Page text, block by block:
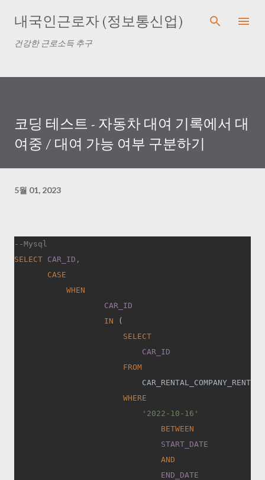
기본 콘텐츠로 건너뛰기
내국인근로자 (정보통신업)
건강한 근로소득 추구
코딩 테스트 - 자동차 대여 기록에서 대
여중 / 대여 가능 여부 구분하기
5월 01, 2023
--Mysql
SELECT CAR_ID ,
       CASE
           WHEN
CAR_ID
IN
(
SELECT
CAR_ID
FROM
WHERE
'2022-10-16'
BETWEEN
START_DATE
AND
END_DATE